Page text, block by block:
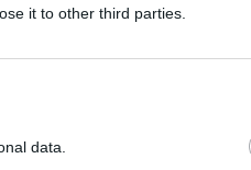
it to other third parties.
data.